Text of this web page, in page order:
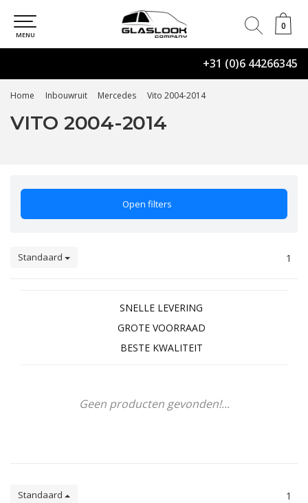
+31 (0)6 44266345
0
0
MENU
Home Inbouwruit Mercedes Vito 2004-2014
VITO 2004-2014
Open filters
Standaard 1
SNELLE LEVERING
GROTE VOORRAAD
BESTE KWALITEIT
Geen producten gevonden!...
Standaard 1